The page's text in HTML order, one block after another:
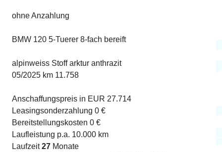
ohne Anzahlung
BMW 120 5-Tuerer 8-fach bereift
alpinweiss Stoff arktur anthrazit
05/2025 km 11.758
Anschaffungspreis in EUR 27.714
Leasingsonderzahlung 0 €
Bereitstellungskosten 0 €
Laufleistung p.a. 10.000 km
Laufzeit27 Monate